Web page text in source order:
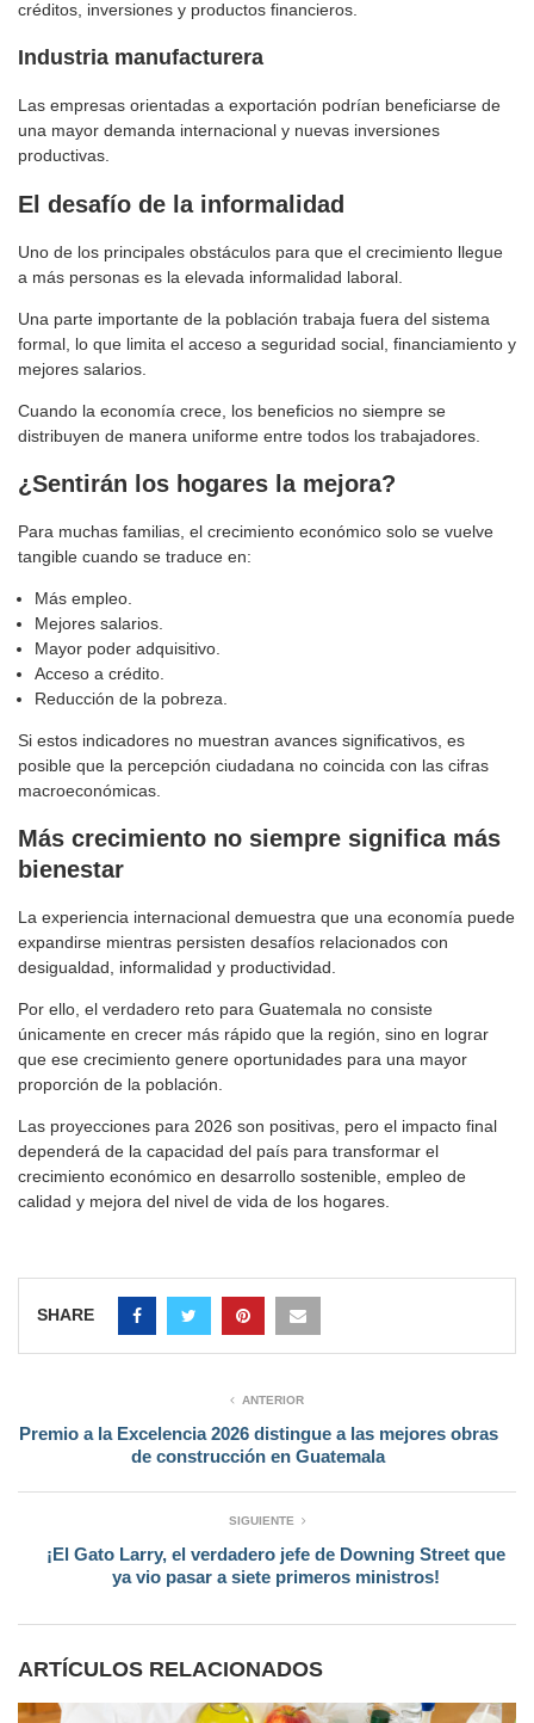
créditos, inversiones y productos financieros.
Industria manufacturera
Las empresas orientadas a exportación podrían beneficiarse de
una mayor demanda internacional y nuevas inversiones
productivas.
El desafío de la informalidad
Uno de los principales obstáculos para que el crecimiento llegue
a más personas es la elevada informalidad laboral.
Una parte importante de la población trabaja fuera del sistema
formal, lo que limita el acceso a seguridad social, financiamiento y
mejores salarios.
Cuando la economía crece, los beneficios no siempre se
distribuyen de manera uniforme entre todos los trabajadores.
¿Sentirán los hogares la mejora?
Para muchas familias, el crecimiento económico solo se vuelve
tangible cuando se traduce en:
Más empleo.
Mejores salarios.
Mayor poder adquisitivo.
Acceso a crédito.
Reducción de la pobreza.
Si estos indicadores no muestran avances significativos, es
posible que la percepción ciudadana no coincida con las cifras
macroeconómicas.
Más crecimiento no siempre significa más
bienestar
La experiencia internacional demuestra que una economía puede
expandirse mientras persisten desafíos relacionados con
desigualdad, informalidad y productividad.
Por ello, el verdadero reto para Guatemala no consiste
únicamente en crecer más rápido que la región, sino en lograr
que ese crecimiento genere oportunidades para una mayor
proporción de la población.
Las proyecciones para 2026 son positivas, pero el impacto final
dependerá de la capacidad del país para transformar el
crecimiento económico en desarrollo sostenible, empleo de
calidad y mejora del nivel de vida de los hogares.
SHARE
ANTERIOR
Premio a la Excelencia 2026 distingue a las mejores obras
de construcción en Guatemala
SIGUIENTE
¡El Gato Larry, el verdadero jefe de Downing Street que
ya vio pasar a siete primeros ministros!
ARTÍCULOS RELACIONADOS